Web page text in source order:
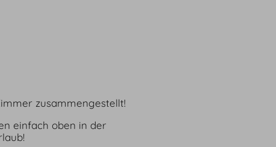
zusammengestellt!
einfach oben in der